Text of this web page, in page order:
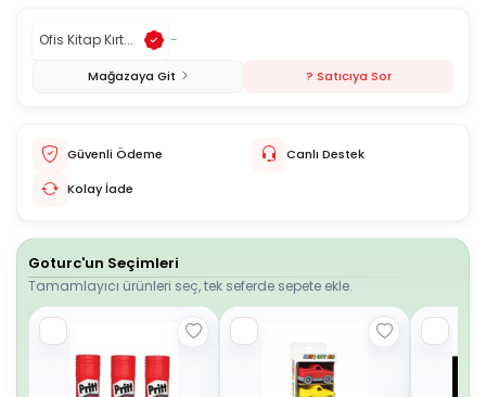
Ofis Kitap Kırt... -
Mağazaya Git ? Satıcıya Sor
Güvenli Ödeme
Canlı Destek
Kolay İade
Goturc'un Seçimleri
Tamamlayıcı ürünleri seç, tek seferde sepete ekle.